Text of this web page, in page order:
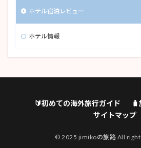
ホテル宿泊レビュー
ホテル情報
🔰初めての海外旅行ガイド
サイトマップ
© 2025 jimikoの旅路 All